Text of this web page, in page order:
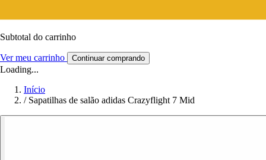
Subtotal do carrinho
Ver meu carrinho Continuar comprando
Loading...
Início
/ Sapatilhas de salão adidas Crazyflight 7 Mid